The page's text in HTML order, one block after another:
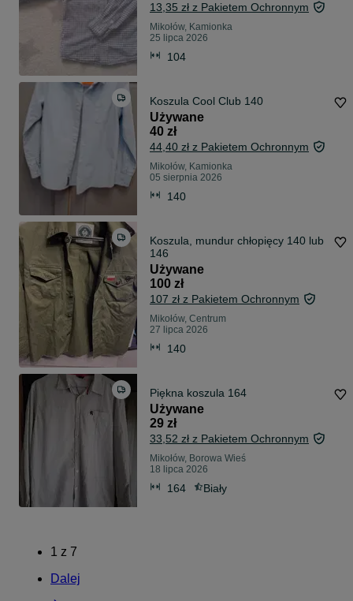
13,35 zł z Pakietem Ochronnym
Mikołów, Kamionka
25 lipca 2026
104
Koszula Cool Club 140
Używane
40 zł
44,40 zł z Pakietem Ochronnym
Mikołów, Kamionka
05 sierpnia 2026
140
Koszula, mundur chłopięcy 140 lub
146
Używane
100 zł
107 zł z Pakietem Ochronnym
Mikołów, Centrum
27 lipca 2026
140
Piękna koszula 164
Używane
29 zł
33,52 zł z Pakietem Ochronnym
Mikołów, Borowa Wieś
18 lipca 2026
164 Biały
1 z 7
Dalej